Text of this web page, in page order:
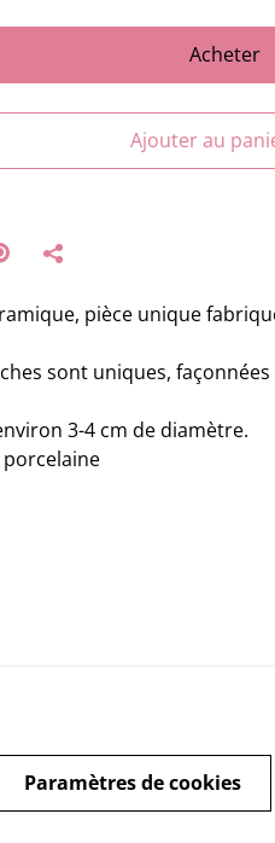
Acheter
Ajouter au
pièce unique
sont uniques,
3-4 cm de diamètre.
Paramètres de cookies